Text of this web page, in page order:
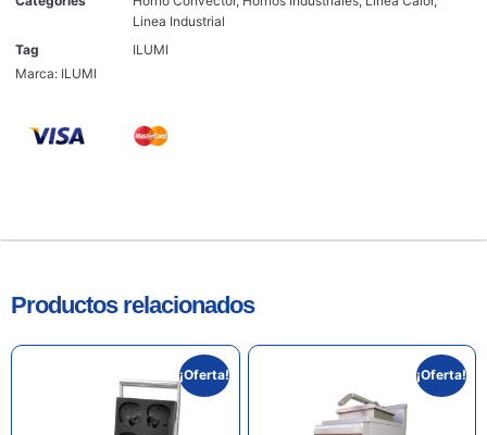
Linea Industrial
Tag
ILUMI
Marca: ILUMI
Productos relacionados
¡Oferta! ¡Oferta!